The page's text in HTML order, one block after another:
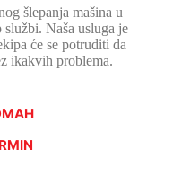
šlepanja mašina u
službi. Naša usluga je
će se potruditi da
ikakvih problema.